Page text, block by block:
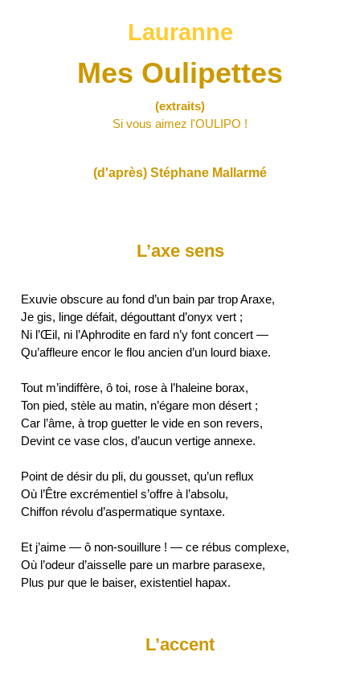
Lauranne
Mes Oulipettes
(extraits)
Si vous aimez l'OULIPO !
(d'après) Stéphane Mallarmé
L’axe sens
Exuvie obscure au fond d’un bain par trop Araxe,
Je gis, linge défait, dégouttant d’onyx vert ;
Ni l’Œil, ni l’Aphrodite en fard n’y font concert —
Qu’affleure encor le flou ancien d’un lourd biaxe.
Tout m’indiffère, ô toi, rose à l’haleine borax,
Ton pied, stèle au matin, n’égare mon désert ;
Car l’âme, à trop guetter le vide en son revers,
Devint ce vase clos, d’aucun vertige annexe.
Point de désir du pli, du gousset, qu’un reflux
Où l’Être excrémentiel s’offre à l’absolu,
Chiffon révolu d’aspermatique syntaxe.
Et j’aime — ô non-souillure ! — ce rébus complexe,
Où l’odeur d’aisselle pare un marbre parasexe,
L’accent